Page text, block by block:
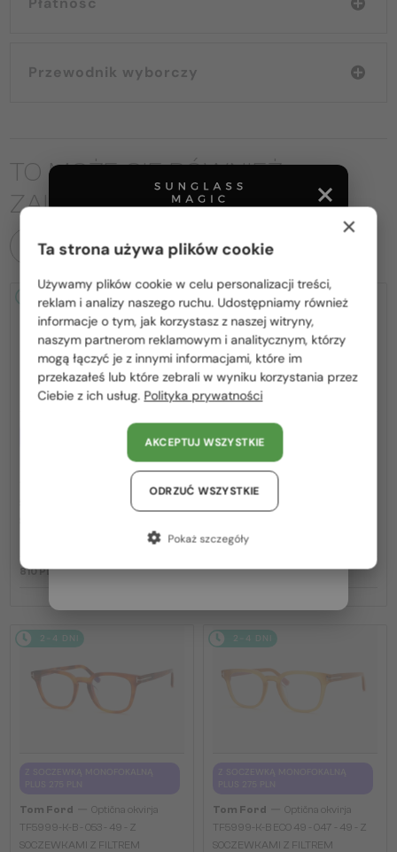
Przewodnik wyborczy
TO MOŻE CIĘ RÓWNIEŻ
ZAINTERESOWAĆ
WSZYSTKIE PRODUKTY
2-4 DNI
Z SOCZEWKĄ MONOFOKALNĄ
Optična okvirja
SOCZEWKAMI Z FILTREM
810 PLN
2-4 DNI
Z SOCZEWKĄ MONOFOKALNĄ
PLUS 275 PLN
Tom Ford—
TF5998-K-B ECO - 001 - 51 - Z
SOCZEWKAMI Z FILTREM
FIOLETOWEGO
810 PLN
2-4 DNI
Tom Ford
Optična okvirja
TF5999-K-B - 053 - 49 - Z
SOCZEWKAMI Z FILTREM
2-4 DNI
Tom Ford
Optična okvirja
TF5999-K-B ECO 49 - 047 - 49 - Z
SOCZEWKAMI Z FILTREM
Proszę wybierz z listy odpowiedni dla Ciebie kraj:
Polska / PL
România / RO
Magyarország / HU
United Arab Emirates / EN
Austria / AT
Niemcy / DE
Włochy / IT
×
Ta strona używa plików cookie
Używamy plików cookie w celu personalizacji treści,
reklam i analizy naszego ruchu. Udostępniamy również
informacje o tym, jak korzystasz z naszej witryny,
naszym partnerom reklamowym i analitycznym, którzy
mogą łączyć je z innymi informacjami, które im
przekazałeś lub które zebrali w wyniku korzystania przez
Ciebie z ich usług. Polityka prywatności
AKCEPTUJ WSZYSTKIE
ODRZUĆ WSZYSTKIE
Pokaż szczegóły